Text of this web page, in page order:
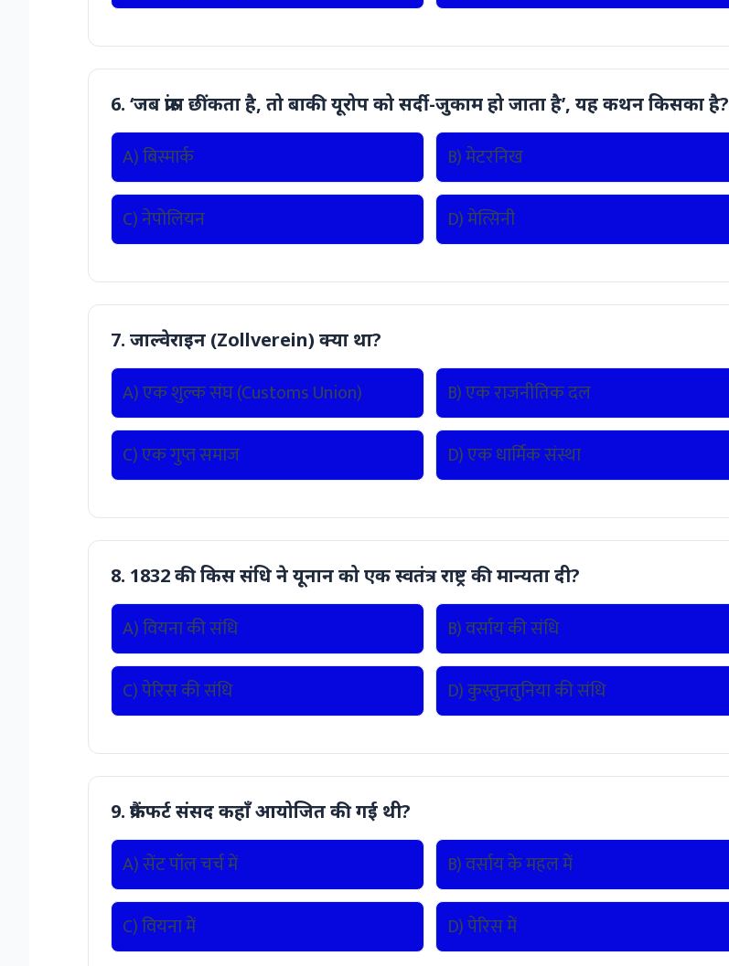
6. ‘जब फ्रांस छींकता है, तो बाकी यूरोप को सर्दी-जुकाम हो जाता है’, यह कथन किसका है?
A) बिस्मार्क
B) मेटरनिख
C) नेपोलियन
D) मेत्सिनी
7. जाल्वेराइन (Zollverein) क्या था?
A) एक शुल्क संघ (Customs Union)
B) एक राजनीतिक दल
C) एक गुप्त समाज
D) एक धार्मिक संस्था
8. 1832 की किस संधि ने यूनान को एक स्वतंत्र राष्ट्र की मान्यता दी?
A) वियना की संधि
B) वर्साय की संधि
C) पेरिस की संधि
D) कुस्तुनतुनिया की संधि
9. फ्रैंकफर्ट संसद कहाँ आयोजित की गई थी?
A) सेंट पॉल चर्च में
B) वर्साय के महल में
C) वियना में
D) पेरिस में